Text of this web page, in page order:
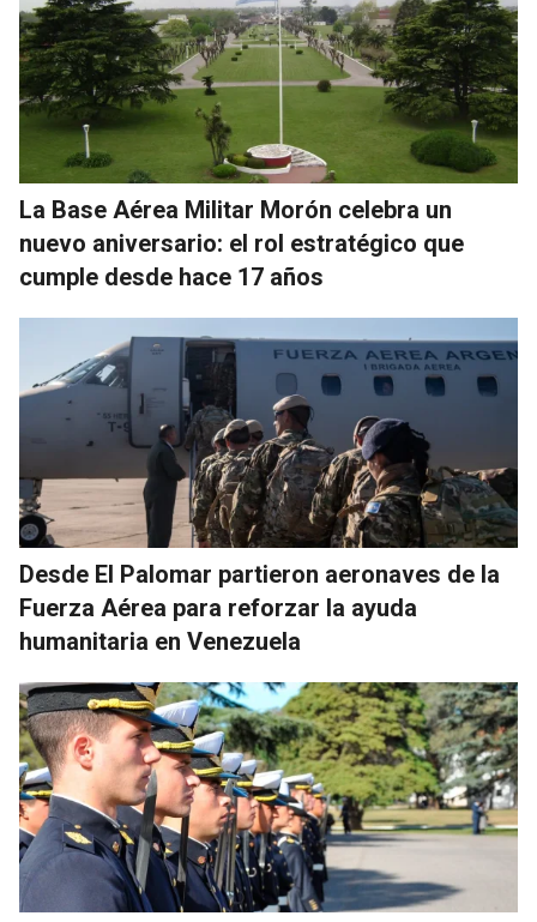
La Base Aérea Militar Morón celebra un
nuevo aniversario: el rol estratégico que
cumple desde hace 17 años
Desde El Palomar partieron aeronaves de la
Fuerza Aérea para reforzar la ayuda
humanitaria en Venezuela